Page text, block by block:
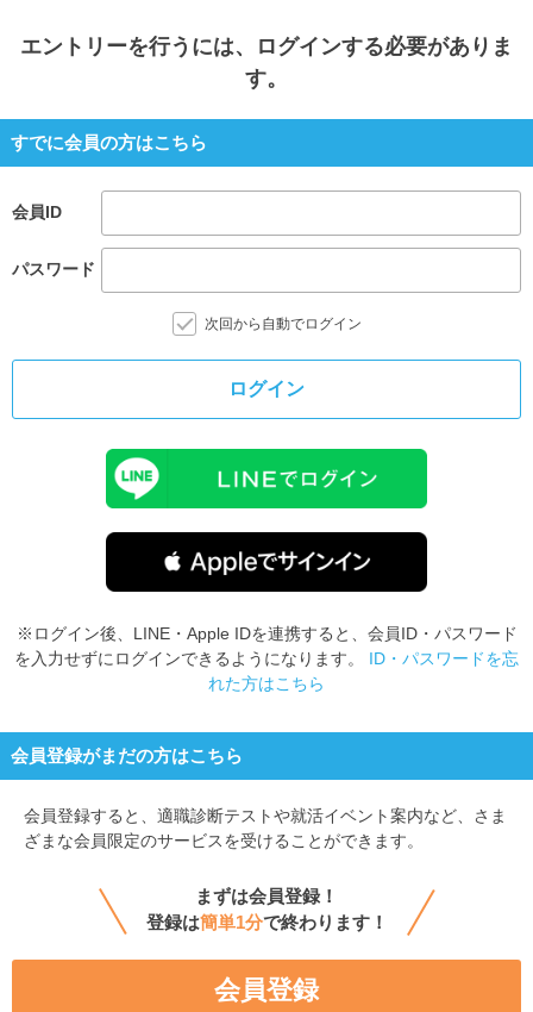
エントリーを行うには、ログインする必要がありま
す。
すでに会員の方はこちら
会員ID
パスワード
次回から自動でログイン
ログイン
※ログイン後、LINE・Apple IDを連携すると、会員ID・パスワード
を入力せずにログインできるようになります。 ID・パスワードを忘
れた方はこちら
会員登録がまだの方はこちら
会員登録すると、 適職診断テストや就活イベント案内など、さま
ざまな会員限定のサービスを受けることができます。
まずは会員登録！
登録は簡単1分で終わります！
会員登録